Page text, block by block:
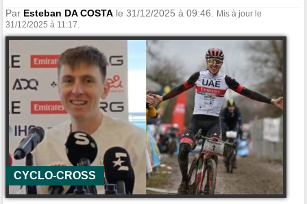
Par Esteban DA COSTA le 31/12/2025 à 09:46.
Mis à jour le
31/12/2025 à 11:17.
CYCLO-CROSS